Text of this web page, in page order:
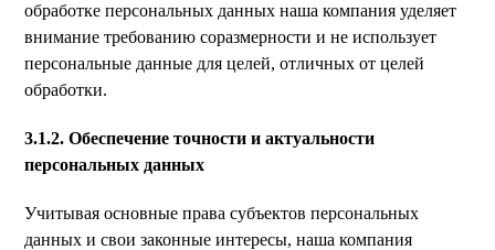
обработке персональных данных наша компания уделяет
внимание требованию соразмерности и не использует
персональные данные для целей, отличных от целей
обработки.
3.1.2. Обеспечение точности и актуальности
персональных данных
Учитывая основные права субъектов персональных
данных и свои законные интересы, наша компания